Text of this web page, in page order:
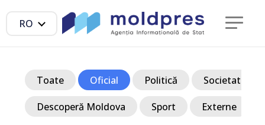
RO
Toate Oficial Politică Societate
Descoperă Moldova Sport Externe